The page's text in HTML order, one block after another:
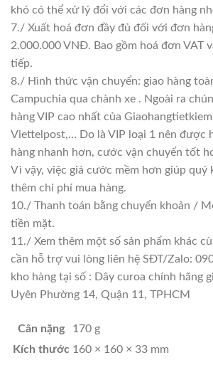
khó có thể xử lý đổi với các đơn hàng
7./ Xuất hoá đơn đầy đủ đối với đơn
2.000.000 VNĐ. Bao gồm hoá đơn VAT
tiếp.
8./ Hình thức vận chuyển: giao hàng
Campuchia qua chành xe . Ngoài ra
hàng VIP cao nhất của
Viettelpost,… Do là VIP loại 1 nên được
hàng nhanh hơn, cước vận chuyển tốt
Vì vậy, việc giá cước mềm hơn giúp quý
thêm chi phí mua hàng.
10./ Thanh toán bằng chuyển khoản /
tiền mặt.
11./ Xem thêm một số sản phẩm khác
cần hỗ trợ vui lòng liên hệ SĐT/Zalo:
kho hàng tại số : Dây curoa chính hãng
Uyên Phường 14, Quận 11, TPHCM
Cân nặng
170 g
Kích thước 160 × 160 × 33 mm